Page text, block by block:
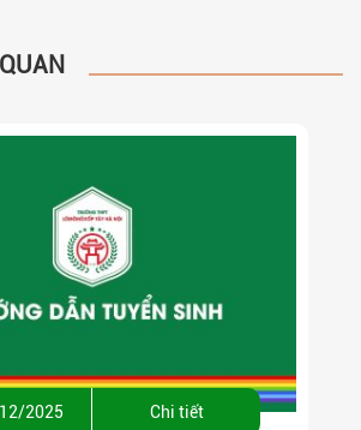
2025 Chi tiết